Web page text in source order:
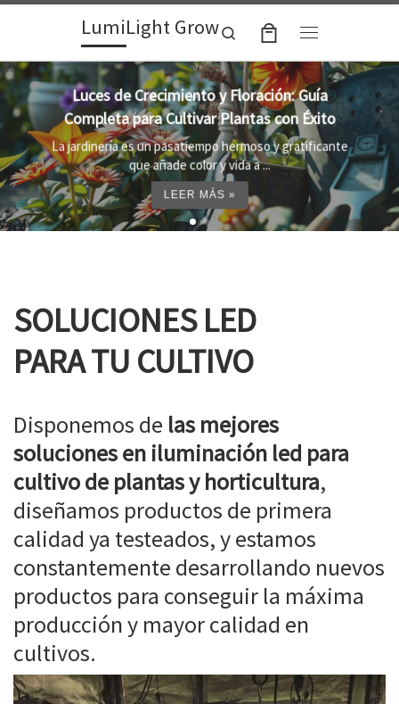
Skip to contentLumiLight Grow
Search
Lámparas para indoor: la clave para un
crecimiento óptimo de tus plantas
Al cultivar plantas en el interior, es importante
proporcionar el entorno adecuado ...
LEER MÁS »
SOLUCIONES LED
PARA TU CULTIVO
Disponemos de las mejores
soluciones en iluminación led para
cultivo de plantas y horticultura,
diseñamos productos de primera
calidad ya testeados, y estamos
constantemente desarrollando nuevos
productos para conseguir la máxima
producción y mayor calidad en
cultivos.